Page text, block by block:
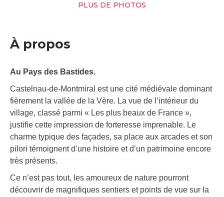
PLUS DE PHOTOS
À propos
Au Pays des Bastides.
Castelnau-de-Montmiral est une cité médiévale dominant
fièrement la vallée de la Vère. La vue de l’intérieur du
village, classé parmi « Les plus beaux de France »,
justifie cette impression de forteresse imprenable. Le
charme typique des façades, sa place aux arcades et son
pilori témoignent d’une histoire et d’un patrimoine encore
très présents.
Ce n’est pas tout, les amoureux de nature pourront
découvrir de magnifiques sentiers et points de vue sur la